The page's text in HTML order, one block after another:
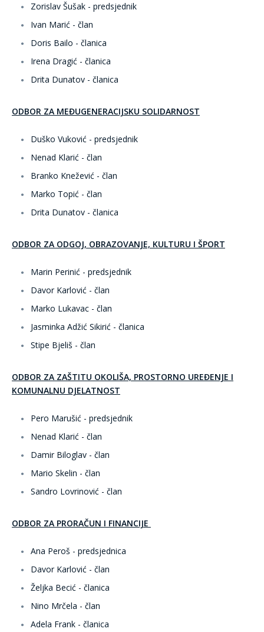
Zorislav Šušak - predsjednik
Ivan Marić - član
Doris Bailo - članica
Irena Dragić - članica
Drita Dunatov - članica
ODBOR ZA MEĐUGENERACIJSKU SOLIDARNOST
Duško Vuković - predsjednik
Nenad Klarić - član
Branko Knežević - član
Marko Topić - član
Drita Dunatov - članica
ODBOR ZA ODGOJ, OBRAZOVANJE, KULTURU I ŠPORT
Marin Perinić - predsjednik
Davor Karlović - član
Marko Lukavac - član
Jasminka Adžić Sikirić - članica
Stipe Bjeliš - član
ODBOR ZA ZAŠTITU OKOLIŠA, PROSTORNO UREĐENJE I
KOMUNALNU DJELATNOST
Pero Marušić - predsjednik
Nenad Klarić - član
Damir Biloglav - član
Mario Skelin - član
Sandro Lovrinović - član
ODBOR ZA PRORAČUN I FINANCIJE
Ana Peroš - predsjednica
Davor Karlović - član
Željka Becić - članica
Nino Mrčela - član
Adela Frank - članica